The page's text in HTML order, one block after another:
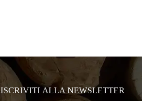
ISCRIVITI ALLA NEWSLETTER